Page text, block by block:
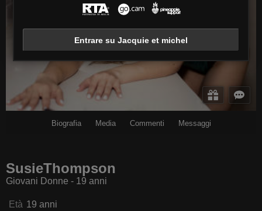
Biografia Media Commenti Messaggi
SusieThompson
Giovani Donne - 19 anni
Età 19 anni
Entrare su Jacquie et michel